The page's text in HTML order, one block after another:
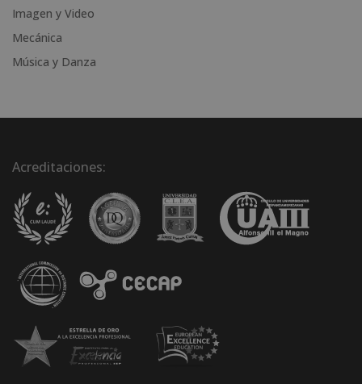
Imagen y Video
Mecánica
Música y Danza
Acreditaciones: